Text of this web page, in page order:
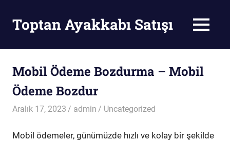
contentToptan Ayakkabı Satışı MENU
Mobil Ödeme Bozdurma – Mobil
Ödeme Bozdur
Aralık 17, 2023 admin Uncategorized
Mobil ödemeler, günümüzde hızlı ve kolay bir şekilde